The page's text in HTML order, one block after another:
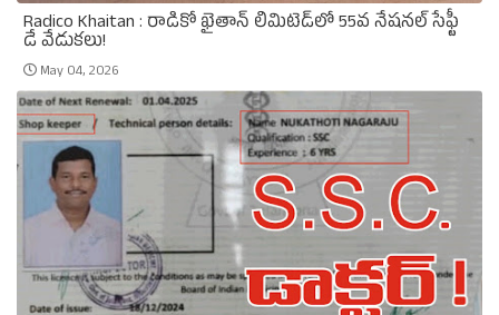
Radico Khaitan : రాడికో ఖైతాన్ లిమిటెడ్‌లో 55వ నేషనల్ సేఫ్టీ
డే వేడుకలు!
May 04, 2026